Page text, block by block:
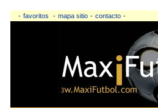
- favoritos - mapa sitio - contacto -